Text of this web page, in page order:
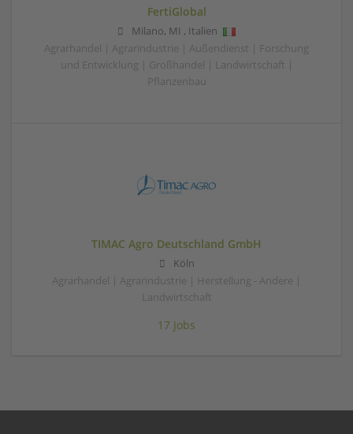
FertiGlobal
Milano, MI , Italien
Agrarhandel | Agrarindustrie | Außendienst | Forschung
und Entwicklung | Großhandel | Landwirtschaft |
Pflanzenbau
TIMAC Agro Deutschland GmbH
Köln
Agrarhandel | Agrarindustrie | Herstellung - Andere |
Landwirtschaft
17 Jobs